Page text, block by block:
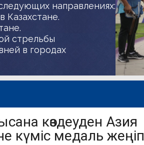
направлениях:
Казахстане.
стрельбы
в городах
көздеуден Азия
күміс медаль жеңіп